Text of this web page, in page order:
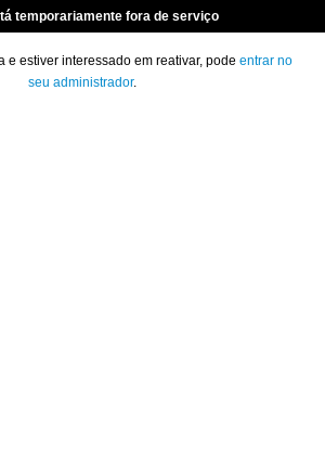
temporariamente fora de serviço
e estiver interessado em reativar, pode entrar no
seu administrador.